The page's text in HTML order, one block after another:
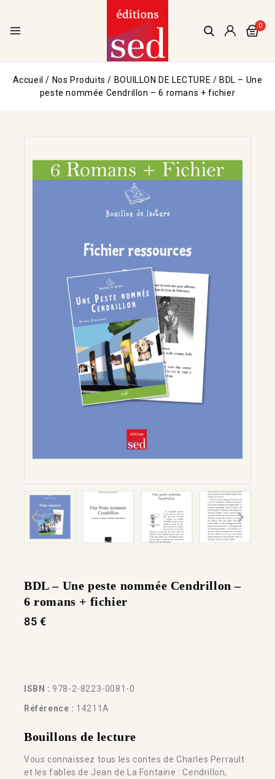
0
Accueil / Nos Produits / BOUILLON DE LECTURE / BDL – Une
peste nommée Cendrillon – 6 romans + fichier
BDL – Une peste nommée Cendrillon –
6 romans + fichier
85 €
ISBN : 978-2-8223-0081-0
Référence : 14211A
Bouillons de lecture
Vous connaissez tous les contes de Charles Perrault
et les fables de Jean de La Fontaine : Cendrillon,